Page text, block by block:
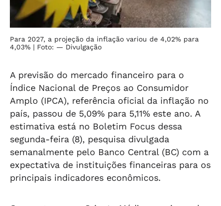
Para 2027, a projeção da inflação variou de 4,02% para
4,03% | Foto: — Divulgação
A previsão do mercado financeiro para o
Índice Nacional de Preços ao Consumidor
Amplo (IPCA), referência oficial da inflação no
país, passou de 5,09% para 5,11% este ano. A
estimativa está no Boletim Focus dessa
segunda-feira (8), pesquisa divulgada
semanalmente pelo Banco Central (BC) com a
expectativa de instituições financeiras para os
principais indicadores econômicos.